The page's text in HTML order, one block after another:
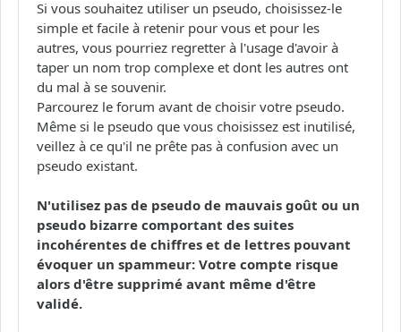
Si vous souhaitez utiliser un pseudo, choisissez-le
simple et facile à retenir pour vous et pour les
autres, vous pourriez regretter à l'usage d'avoir à
taper un nom trop complexe et dont les autres ont
du mal à se souvenir.
Parcourez le forum avant de choisir votre pseudo.
Même si le pseudo que vous choisissez est inutilisé,
veillez à ce qu'il ne prête pas à confusion avec un
pseudo existant.
N'utilisez pas de pseudo de mauvais goût ou un
pseudo bizarre comportant des suites
incohérentes de chiffres et de lettres pouvant
évoquer un spammeur: Votre compte risque
alors d'être supprimé avant même d'être
validé.